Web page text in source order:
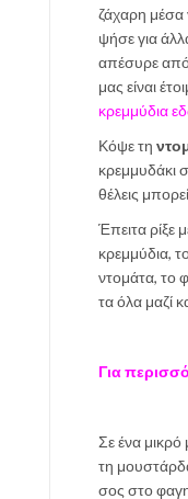
ζάχαρη μέσα
ψήσε για
απέσυρε
μας είναι
κρεμμύδια
Κόψε τη
κρεμμυδάκι
θέλεις
Έπειτα ρίξε
κρεμμύδια,
ντομάτα, το
τα όλα μαζί
Για
Σε ένα μικρό
τη
σος στο